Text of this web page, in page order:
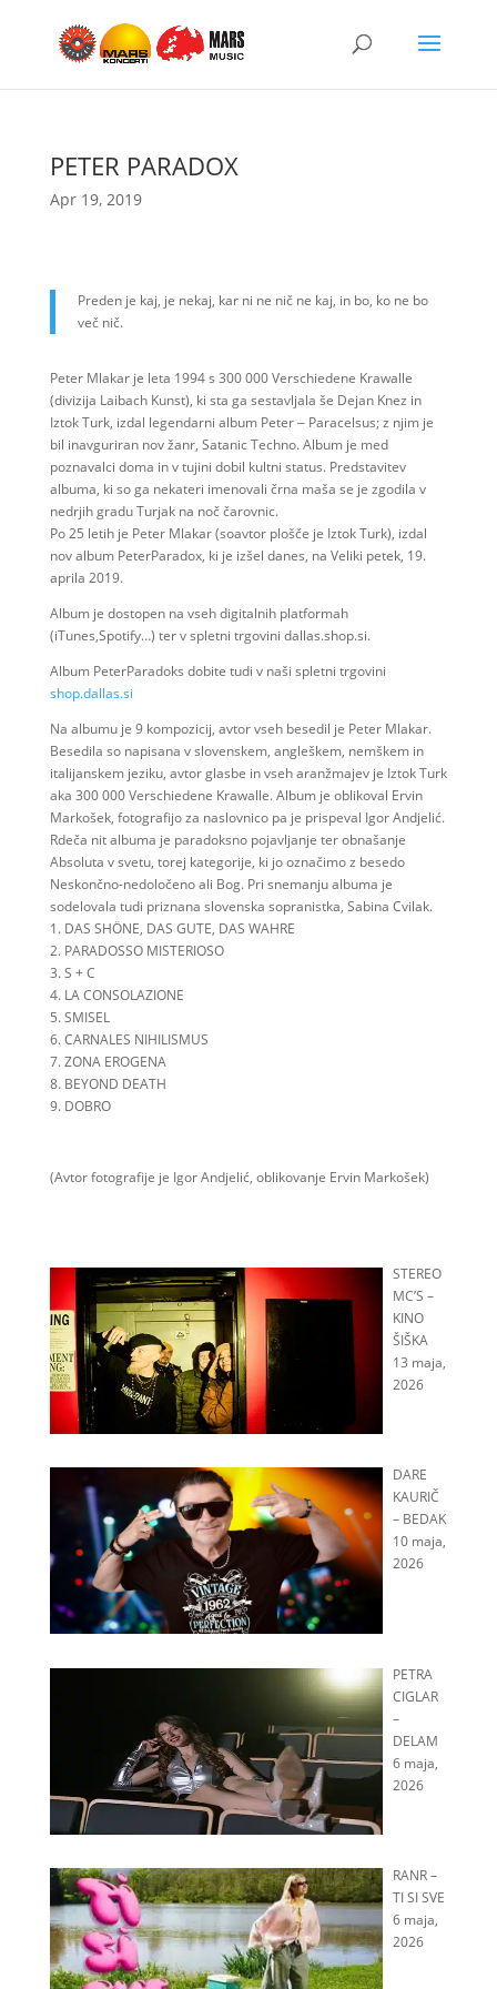
PETER PARADOX
Apr 19, 2019
Preden je kaj, je nekaj, kar ni ne nič ne kaj, in bo, ko ne bo
več nič.
Peter Mlakar je leta 1994 s 300 000 Verschiedene Krawalle
(divizija Laibach Kunst), ki sta ga sestavljala še Dejan Knez in
Iztok Turk, izdal legendarni album Peter ‒ Paracelsus; z njim je
bil inavguriran nov žanr, Satanic Techno. Album je med
poznavalci doma in v tujini dobil kultni status. Predstavitev
albuma, ki so ga nekateri imenovali črna maša se je zgodila v
nedrjih gradu Turjak na noč čarovnic.
Po 25 letih je Peter Mlakar (soavtor plošče je Iztok Turk), izdal
nov album PeterParadox, ki je izšel danes, na Veliki petek, 19.
aprila 2019.
Album je dostopen na vseh digitalnih platformah
(iTunes,Spotify…) ter v spletni trgovini dallas.shop.si.
Album PeterParadoks dobite tudi v naši spletni trgovini
shop.dallas.si
Na albumu je 9 kompozicij, avtor vseh besedil je Peter Mlakar.
Besedila so napisana v slovenskem, angleškem, nemškem in
italijanskem jeziku, avtor glasbe in vseh aranžmajev je Iztok Turk
aka 300 000 Verschiedene Krawalle. Album je oblikoval Ervin
Markošek, fotografijo za naslovnico pa je prispeval Igor Andjelić.
Rdeča nit albuma je paradoksno pojavljanje ter obnašanje
Absoluta v svetu, torej kategorije, ki jo označimo z besedo
Neskončno-nedoločeno ali Bog. Pri snemanju albuma je
sodelovala tudi priznana slovenska sopranistka, Sabina Cvilak.
1. DAS SHÖNE, DAS GUTE, DAS WAHRE
2. PARADOSSO MISTERIOSO
3. S + C
4. LA CONSOLAZIONE
5. SMISEL
6. CARNALES NIHILISMUS
7. ZONA EROGENA
8. BEYOND DEATH
9. DOBRO
(Avtor fotografije je Igor Andjelić, oblikovanje Ervin Markošek)
STEREO
MC’S –
KINO
ŠIŠKA
13 maja,
2026
DARE
KAURIČ
– BEDAK
10 maja,
2026
PETRA
CIGLAR
–
DELAM
6 maja,
2026
RANR –
TI SI SVE
6 maja,
2026